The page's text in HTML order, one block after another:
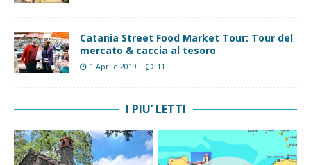
Catania Street Food Market Tour: Tour del
mercato & caccia al tesoro
1 Aprile 2019 11
I PIU’ LETTI